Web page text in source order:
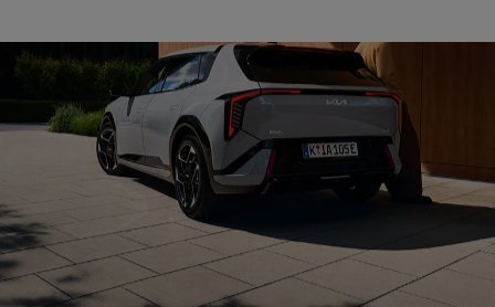
Fahrassistenten
Parkassistenten